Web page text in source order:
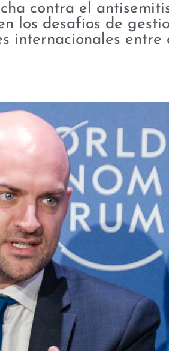
contra el
los desafíos de
internacionales entre